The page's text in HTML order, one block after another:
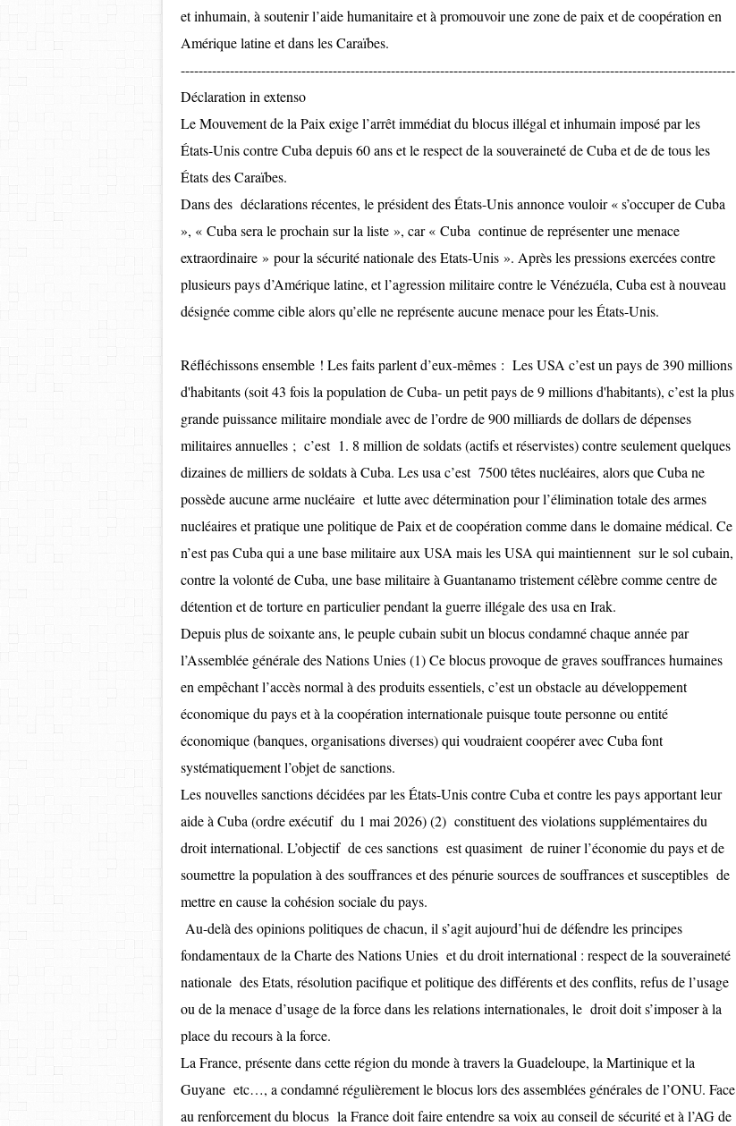
et inhumain, à soutenir l’aide humanitaire et à promouvoir une zone de paix et de coopération en
Amérique latine et dans les Caraïbes.
----------------------------------------------------------------------------------------------------------------------------
Déclaration in extenso
Le Mouvement de la Paix exige l’arrêt immédiat du blocus illégal et inhumain imposé par les
États-Unis contre Cuba depuis 60 ans et le respect de la souveraineté de Cuba et de de tous les
États des Caraïbes.
Dans des déclarations récentes, le président des États-Unis annonce vouloir « s’occuper de Cuba
», « Cuba sera le prochain sur la liste », car « Cuba continue de représenter une menace
extraordinaire » pour la sécurité nationale des Etats-Unis ». Après les pressions exercées contre
plusieurs pays d’Amérique latine, et l’agression militaire contre le Vénézuéla, Cuba est à nouveau
désignée comme cible alors qu’elle ne représente aucune menace pour les États-Unis.
Réfléchissons ensemble ! Les faits parlent d’eux-mêmes : Les USA c’est un pays de 390 millions
d'habitants (soit 43 fois la population de Cuba- un petit pays de 9 millions d'habitants), c’est la plus
grande puissance militaire mondiale avec de l’ordre de 900 milliards de dollars de dépenses
militaires annuelles ; c’est 1. 8 million de soldats (actifs et réservistes) contre seulement quelques
dizaines de milliers de soldats à Cuba. Les usa c’est 7500 têtes nucléaires, alors que Cuba ne
possède aucune arme nucléaire et lutte avec détermination pour l’élimination totale des armes
nucléaires et pratique une politique de Paix et de coopération comme dans le domaine médical. Ce
n’est pas Cuba qui a une base militaire aux USA mais les USA qui maintiennent sur le sol cubain,
contre la volonté de Cuba, une base militaire à Guantanamo tristement célèbre comme centre de
détention et de torture en particulier pendant la guerre illégale des usa en Irak.
Depuis plus de soixante ans, le peuple cubain subit un blocus condamné chaque année par
l’Assemblée générale des Nations Unies (1) Ce blocus provoque de graves souffrances humaines
en empêchant l’accès normal à des produits essentiels, c’est un obstacle au développement
économique du pays et à la coopération internationale puisque toute personne ou entité
économique (banques, organisations diverses) qui voudraient coopérer avec Cuba font
systématiquement l’objet de sanctions.
Les nouvelles sanctions décidées par les États-Unis contre Cuba et contre les pays apportant leur
aide à Cuba (ordre exécutif du 1 mai 2026) (2) constituent des violations supplémentaires du
droit international. L’objectif de ces sanctions est quasiment de ruiner l’économie du pays et de
soumettre la population à des souffrances et des pénurie sources de souffrances et susceptibles de
mettre en cause la cohésion sociale du pays.
Au-delà des opinions politiques de chacun, il s’agit aujourd’hui de défendre les principes
fondamentaux de la Charte des Nations Unies et du droit international : respect de la souveraineté
nationale des Etats, résolution pacifique et politique des différents et des conflits, refus de l’usage
ou de la menace d’usage de la force dans les relations internationales, le droit doit s’imposer à la
place du recours à la force.
La France, présente dans cette région du monde à travers la Guadeloupe, la Martinique et la
Guyane etc…, a condamné régulièrement le blocus lors des assemblées générales de l’ONU. Face
au renforcement du blocus la France doit faire entendre sa voix au conseil de sécurité et à l’AG de